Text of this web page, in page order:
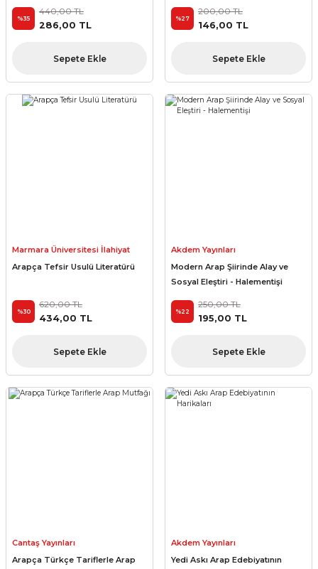
%35
440,00 TL
286,00 TL
Sepete Ekle
%27
200,00 TL
146,00 TL
Sepete Ekle
Marmara Üniversitesi İlahiyat
Arapça Tefsir Usulü Literatürü
%30
620,00 TL
434,00 TL
Sepete Ekle
Akdem Yayınları
Modern Arap Şiirinde Alay ve
Sosyal Eleştiri - Halementişi
%22
250,00 TL
195,00 TL
Sepete Ekle
Cantaş Yayınları
Arapça Türkçe Tariflerle Arap
Akdem Yayınları
Yedi Askı Arap Edebiyatının